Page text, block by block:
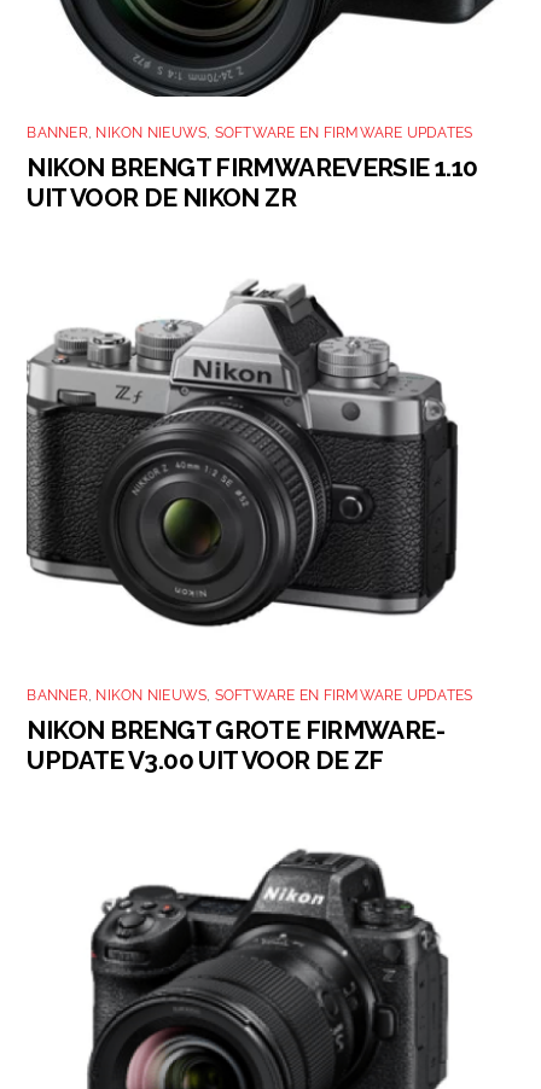
BANNER NIKON NIEUWS SOFTWARE EN FIRMWARE UPDATES
NIKON BRENGT FIRMWAREVERSIE 1.10
UIT VOOR DE NIKON ZR
BANNER, NIKON NIEUWS, SOFTWARE EN FIRMWARE UPDATES
NIKON BRENGT GROTE FIRMWARE-
UPDATE V3.00 UIT VOOR DE ZF